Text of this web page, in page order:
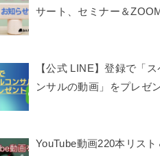
サート、セミナー＆
【公式 LINE】登録で「
ンサルの動画」をプレゼ
YouTube動画220本リス